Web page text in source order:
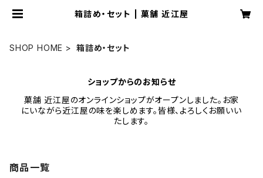
箱詰め・セット | 菓舗 近江屋
SHOP HOME 箱詰め・セット
ショップからのお知らせ
菓舗 近江屋のオンラインショップがオープンしました。お家
にいながら近江屋の味を楽しめます。皆様、よろしくお願いい
たします。
商品一覧